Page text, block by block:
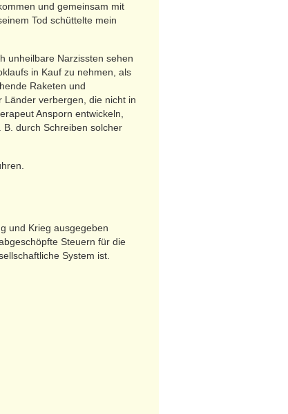
und gemeinsam mit
Tod schüttelte mein
unheilbare Narzissten sehen
in Kauf zu nehmen, als
Raketen und
Länder verbergen, die nicht in
Ansporn entwickeln,
B. durch Schreiben solcher
und Krieg ausgegeben
Steuern für die
System ist.